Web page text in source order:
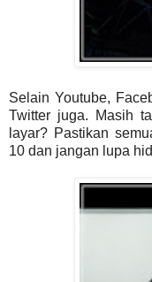
Selain Youtube,
Twitter juga. Masih
layar? Pastikan
10 dan jangan lupa